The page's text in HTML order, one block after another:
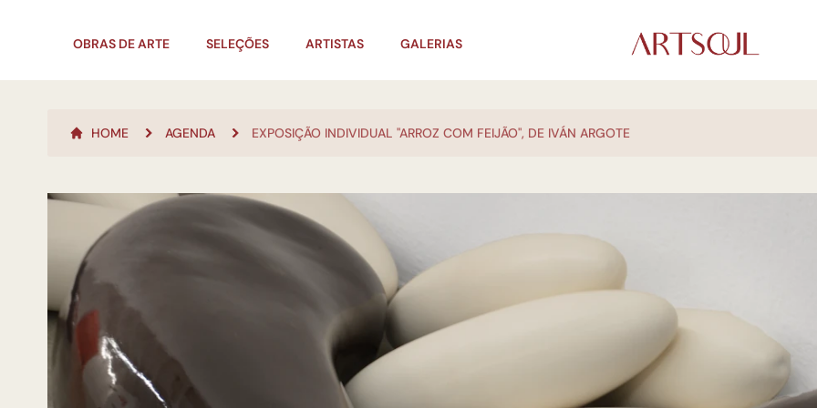
OBRAS DE ARTE SELEÇÕES ARTISTAS GALERIAS
HOME AGENDA EXPOSIÇÃO INDIVIDUAL "ARROZ COM FEIJÃO", DE IVÁN ARGOTE